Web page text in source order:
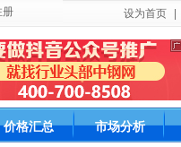
设为首页
价格汇总 市场分析